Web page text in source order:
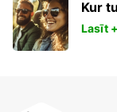
Kur
Lasīt +